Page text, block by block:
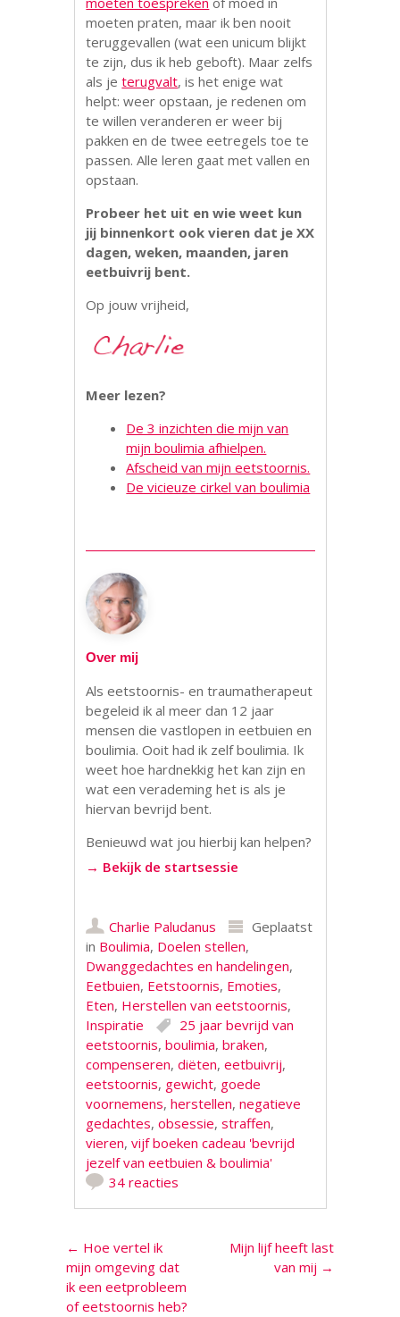
moeten praten, maar ik ben nooit
teruggevallen (wat een unicum blijkt
te zijn, dus ik heb geboft). Maar zelfs
als jeterugvalt, is het enige wat
helpt: weer opstaan, je redenen om
te willen veranderen er weer bij
pakken en de twee eetregels toe te
passen. Alle leren gaat met vallen en
opstaan.
Probeer het uit en wie weet kun
jij binnenkort ook vieren dat je XX
dagen, weken, maanden, jaren
eetbuivrij bent.
Op jouw vrijheid,
Meer lezen?
De 3 inzichten die mijn van
mijn boulimia afhielpen.
Afscheid van mijn eetstoornis.
De vicieuze cirkel van boulimia
Over mij
Als eetstoornis- en traumatherapeut
begeleid ik al meer dan 12 jaar
mensen die vastlopen in eetbuien en
boulimia. Ooit had ik zelf boulimia. Ik
weet hoe hardnekkig het kan zijn en
wat een verademing het is als je
hiervan bevrijd bent.
Benieuwd wat jou hierbij kan helpen?
→ Bekijk de startsessie
Charlie Paludanus
Geplaatst
in Boulimia, Doelen stellen,
Dwanggedachtes en handelingen,
Eetbuien, Eetstoornis, Emoties,
Eten, Herstellen van eetstoornis,
Inspiratie
25 jaar bevrijd van
eetstoornis,boulimia,braken,
compenseren,diëten,eetbuivrij,
eetstoornis, gewicht, goede
voornemens,herstellen,negatieve
gedachtes,obsessie,straffen,
vieren,vijf boeken cadeau 'bevrijd
jezelf van eetbuien & boulimia'
34 reacties
Berichtnavigatie
← Hoe vertel ik
mijn omgeving dat
ik een eetprobleem
of eetstoornis heb?
Mijn lijf heeft last
van mij →